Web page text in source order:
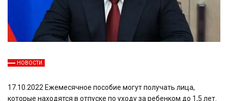
НОВОСТИ
17.10.2022 Ежемесячное пособие могут получать лица,
которые находятся в отпуске по уходу за ребенком до 1,5 лет.